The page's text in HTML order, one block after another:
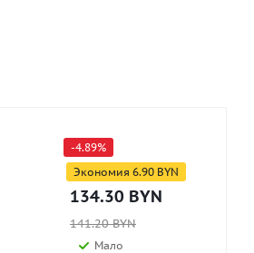
-4.89%
Экономия 6.90 BYN
134.30 BYN
141.20BYN
Мало